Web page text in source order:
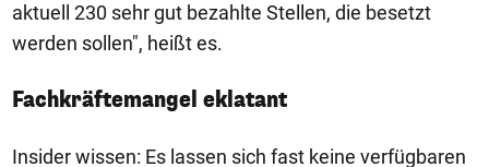
aktuell 230 sehr gut bezahlte Stellen, die besetzt
werden sollen", heißt es.
Fachkräftemangel eklatant
Insider wissen: Es lassen sich fast keine verfügbaren